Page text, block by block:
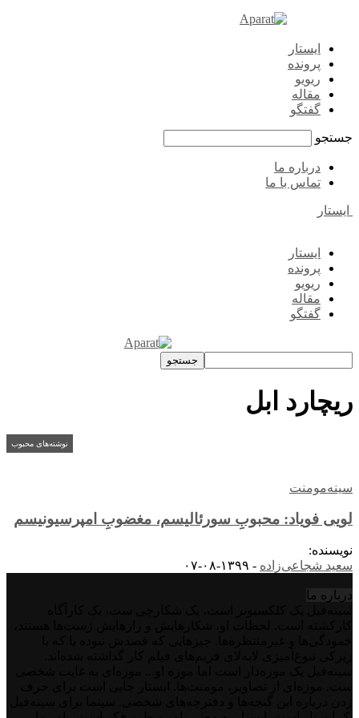
ایستار
پرونده
ریویو
مقاله
گفتگو
جستجو
درباره ما
تماس با ما
ایستار
ایستار
پرونده
ریویو
مقاله
گفتگو
ریچارد ابل
نوشته‌های محبوب
سینه‌مومنت
لویی فویاد: محبوبِ سورئالیسم، مغضوبِ امپرسیونیسم
نویسنده:
سعید شجاعی‌زاده - ۱۳۹۹-۰۸-۰۷
درباره‌ ما